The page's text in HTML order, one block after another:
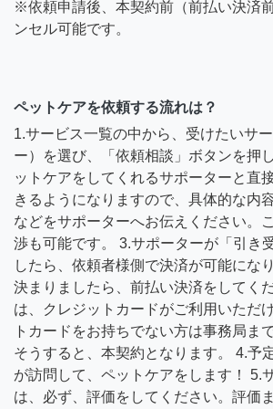
※依頼申請後、本契約前（前払い決済
ンセル可能です。
ペットケアを依頼する流れは？
1.サービス一覧の中から、受けたいサ
ー）を選び、「依頼相談」ボタンを押
ットケアをしてくれるサポーターと直
きるようになりますので、具体的な内
などをサポーターへお伝えください。
渉も可能です。 3.サポーターが「引き
したら、依頼者様側で決済が可能にな
決まりましたら、前払い決済をしてく
は、クレジットカードがご利用いただ
トカードをお持ちでない方は事務局ま
そうすると、本契約となります。 4.予
が訪問して、ペットケアをします！ 5.
は、必ず、評価をしてください。評価